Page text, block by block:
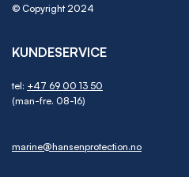
© Copyright 2024
KUNDESERVICE
tel: +47 69 00 13 50
(man-fre. 08-16)
marine@hansenprotection.no